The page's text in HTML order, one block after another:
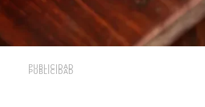
PUBLICIDAD
PUBLICIDAD